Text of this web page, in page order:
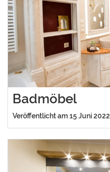
Badmöbel
Veröffentlicht am 15 Juni 2022